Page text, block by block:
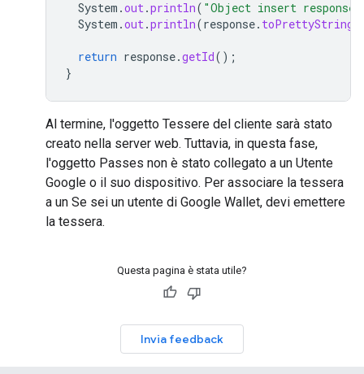
System .out.println( "Object insert response"
System .out.println(response. toPrettyString
return response.getId();
}
Al termine, l'oggetto Tessere del cliente sarà stato
creato nella server web. Tuttavia, in questa fase,
l'oggetto Passes non è stato collegato a un Utente
Google o il suo dispositivo. Per associare la tessera
a un Se sei un utente di Google Wallet, devi emettere
la tessera.
Questa pagina è stata utile?
Invia feedback